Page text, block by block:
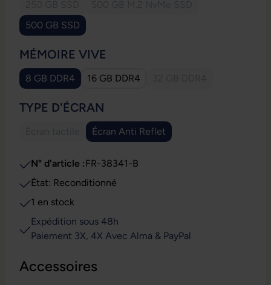
500 GB SSD
SÉLECTIONNEZ
MÉMOIRE VIVE
8 GB DDR4 16 GB DDR4
SÉLECTIONNEZ
TYPE D'ÉCRAN
(Cette option n'est pas disponible pour le moment.)
Écran Anti Reflet
N° d'article :FR-38341-B
État: Reconditionné
1 en stock
Expédition sous 48h
Paiement 3X, 4X Avec Alma & PayPal
Accessoires